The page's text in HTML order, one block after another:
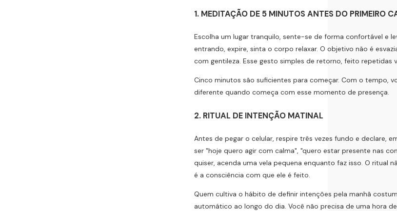
1. MEDITAÇÃO DE 5 MINUTOS ANTES DO PRIMEIRO
Escolha um lugar tranquilo, sente-se de forma confortável e
entrando, expire, sinta o corpo relaxar. O objetivo não é
com gentileza. Esse gesto simples de retorno, feito repetidas
Cinco minutos são suficientes para começar. Com o tempo,
diferente quando começa com esse momento de presença.
2. RITUAL DE INTENÇÃO MATINAL
Antes de pegar o celular, respire três vezes fundo e declare,
ser "hoje quero agir com calma", "quero estar presente nas
quiser, acenda uma vela pequena enquanto faz isso. O ritual
é a consciência com que ele é feito.
Quem cultiva o hábito de definir intenções pela manhã
automático ao longo do dia. Você não precisa de uma hora